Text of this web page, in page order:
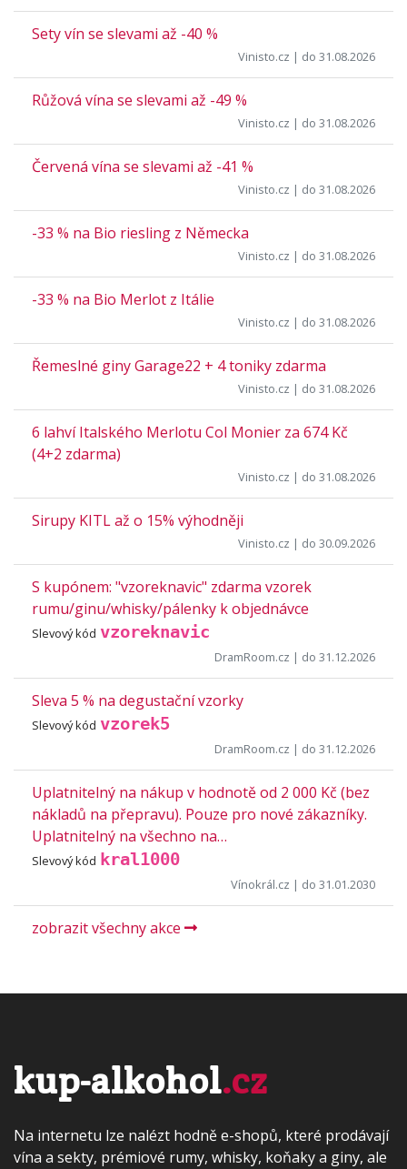
Sety vín se slevami až -40 %
Vinisto.cz | do 31.08.2026
Růžová vína se slevami až -49 %
Vinisto.cz | do 31.08.2026
Červená vína se slevami až -41 %
Vinisto.cz | do 31.08.2026
-33 % na Bio riesling z Německa
Vinisto.cz | do 31.08.2026
-33 % na Bio Merlot z Itálie
Vinisto.cz | do 31.08.2026
Řemeslné giny Garage22 + 4 toniky zdarma
Vinisto.cz | do 31.08.2026
6 lahví Italského Merlotu Col Monier za 674 Kč
(4+2 zdarma)
Vinisto.cz | do 31.08.2026
Sirupy KITL až o 15% výhodněji
Vinisto.cz | do 30.09.2026
S kupónem: "vzoreknavic" zdarma vzorek
rumu/ginu/whisky/pálenky k objednávce
Slevový kód vzoreknavic
DramRoom.cz | do 31.12.2026
Sleva 5 % na degustační vzorky
Slevový kód vzorek5
DramRoom.cz | do 31.12.2026
Uplatnitelný na nákup v hodnotě od 2 000 Kč (bez
nákladů na přepravu). Pouze pro nové zákazníky.
Uplatnitelný na všechno na…
Slevový kód kral1000
Vínokrál.cz | do 31.01.2030
zobrazit všechny akce
kup-alkohol.cz
Na internetu lze nalézt hodně e-shopů, které prodávají
vína a sekty, prémiové rumy, whisky, koňaky a giny, ale